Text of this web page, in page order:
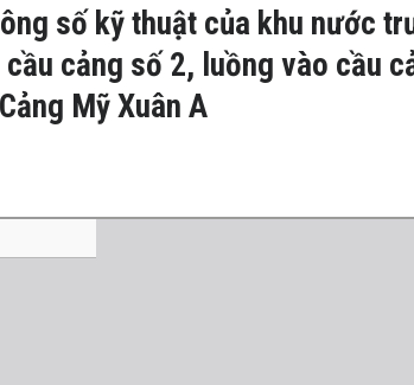
số kỹ thuật của khu nước
cảng số 2, luồng vào cầu
Mỹ Xuân A